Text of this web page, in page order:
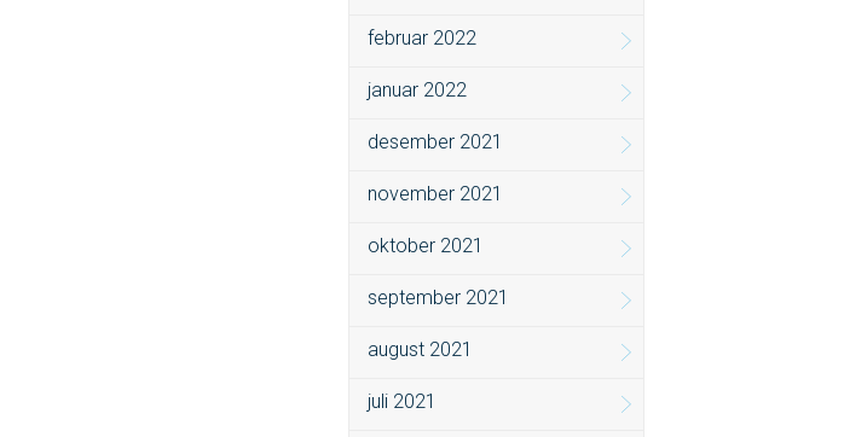
februar 2022
januar 2022
desember 2021
november 2021
oktober 2021
september 2021
august 2021
juli 2021